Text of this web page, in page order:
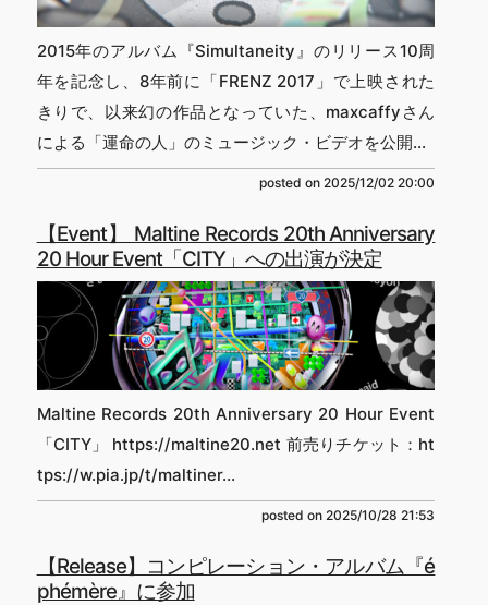
2015年のアルバム『Simultaneity』のリリース10周
年を記念し、8年前に「FRENZ 2017」で上映された
きりで、以来幻の作品となっていた、maxcaffyさん
による「運命の人」のミュージック・ビデオを公開...
posted on 2025/12/02 20:00
【Event】 Maltine Records 20th Anniversary
20 Hour Event「CITY」への出演が決定
Maltine Records 20th Anniversary 20 Hour Event
「CITY」 https://maltine20.net 前売りチケット：ht
tps://w.pia.jp/t/maltiner...
posted on 2025/10/28 21:53
【Release】コンピレーション・アルバム『é
ph​é​m​è​re』に参加